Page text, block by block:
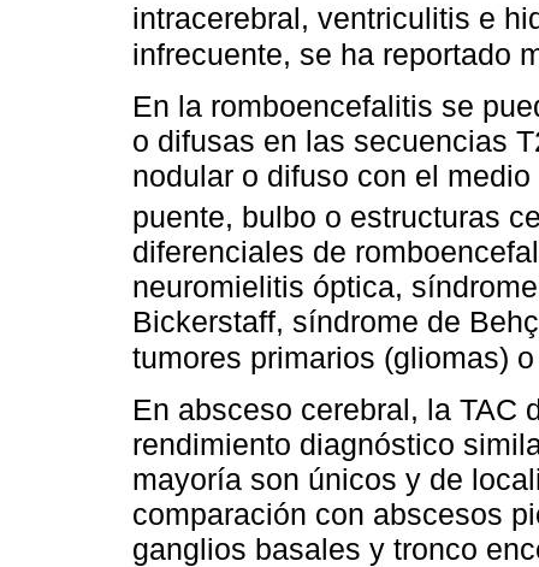
intracerebral, ventriculitis e
infrecuente, se ha reportado
En la romboencefalitis se
o difusas en las secuencias
nodular o difuso con el
puente, bulbo o estructuras
diferenciales de
neuromielitis óptica,
Bickerstaff, síndrome de
tumores primarios (gliomas)
En absceso cerebral, la TAC
rendimiento diagnóstico
mayoría son únicos y de
comparación con abscesos
ganglios basales y tronco